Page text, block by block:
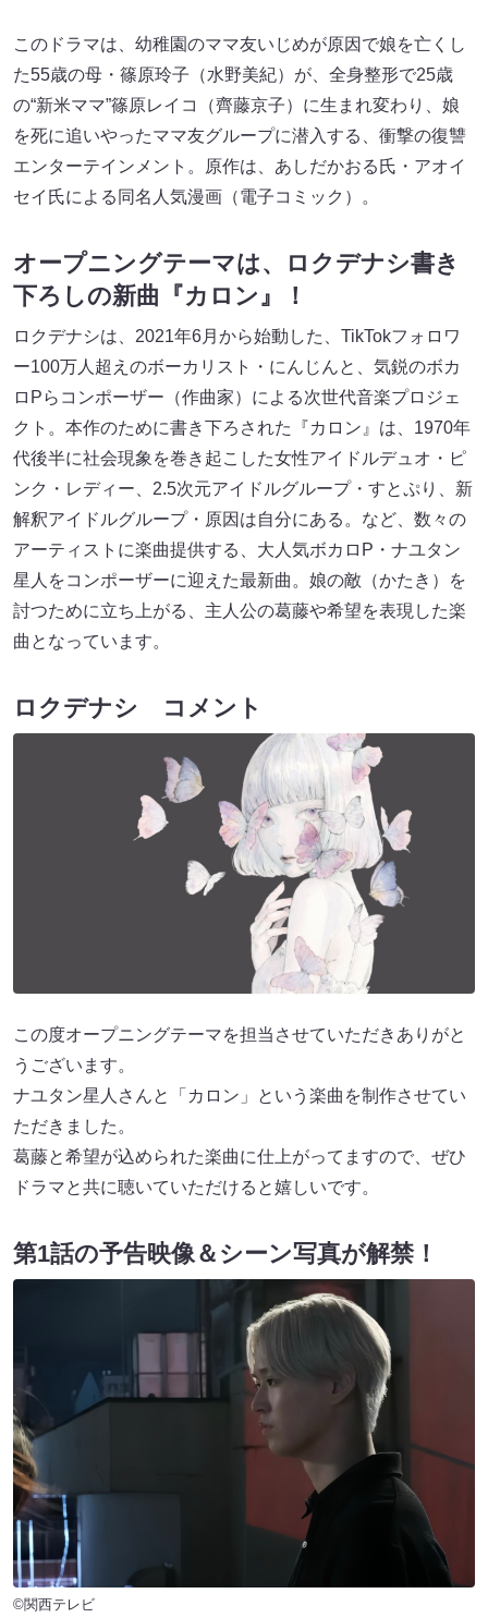
このドラマは、幼稚園のママ友いじめが原因で娘を亡くし
た55歳の母・篠原玲子（水野美紀）が、全身整形で25歳
の“新米ママ”篠原レイコ（齊藤京子）に生まれ変わり、娘
を死に追いやったママ友グループに潜入する、衝撃の復讐
エンターテインメント。原作は、あしだかおる氏・アオイ
セイ氏による同名人気漫画（電子コミック）。
オープニングテーマは、ロクデナシ書き
下ろしの新曲『カロン』！
ロクデナシは、2021年6月から始動した、TikTokフォロワ
ー100万人超えのボーカリスト・にんじんと、気鋭のボカ
ロPらコンポーザー（作曲家）による次世代音楽プロジェ
クト。本作のために書き下ろされた『カロン』は、1970年
代後半に社会現象を巻き起こした女性アイドルデュオ・ピ
ンク・レディー、2.5次元アイドルグループ・すとぷり、新
解釈アイドルグループ・原因は自分にある。など、数々の
アーティストに楽曲提供する、大人気ボカロP・ナユタン
星人をコンポーザーに迎えた最新曲。娘の敵（かたき）を
討つために立ち上がる、主人公の葛藤や希望を表現した楽
曲となっています。
ロクデナシ コメント
この度オープニングテーマを担当させていただきありがと
うございます。
ナユタン星人さんと「カロン」という楽曲を制作させてい
ただきました。
葛藤と希望が込められた楽曲に仕上がってますので、ぜひ
ドラマと共に聴いていただけると嬉しいです。
第1話の予告映像＆シーン写真が解禁！
©関西テレビ